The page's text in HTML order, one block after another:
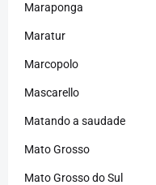
Maraponga
Maratur
Marcopolo
Mascarello
Matando a saudade
Mato Grosso
Mato Grosso do Sul